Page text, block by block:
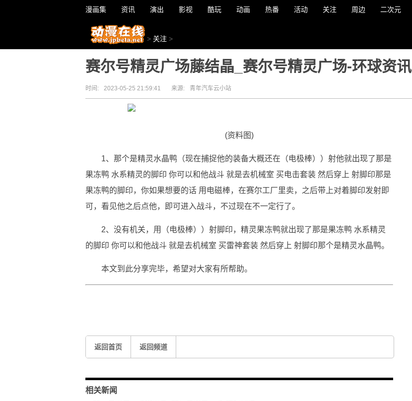
漫画集 资讯 演出 影视 酷玩 动画 热番 活动 关注 周边 二次元
> 关注 >
赛尔号精灵广场藤结晶_赛尔号精灵广场-环球资讯
时间: 2023-05-25 21:59:41 来源: 青年汽车云小站
(资料图)
1、那个是精灵水晶鸭（现在捕捉他的装备大概还在（电极棒））射他就出现了那是
果冻鸭 水系精灵的脚印 你可以和他战斗 就是去机械室 买电击套装 然后穿上 射脚印那是
果冻鸭的脚印，你如果想要的话 用电磁棒，在赛尔工厂里卖，之后带上对着脚印发射即
可，看见他之后点他，即可进入战斗，不过现在不一定行了。
2、没有机关，用（电极棒））射脚印，精灵果冻鸭就出现了那是果冻鸭 水系精灵
的脚印 你可以和他战斗 就是去机械室 买雷神套装 然后穿上 射脚印那个是精灵水晶鸭。
本文到此分享完毕，希望对大家有所帮助。
返回首页 返回频道
相关新闻